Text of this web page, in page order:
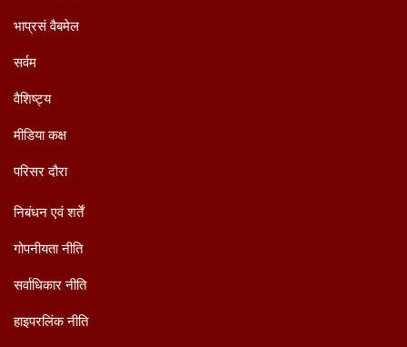
भाप्रसं वैबमेल
सर्वम
वैशिष्ट्य
मीडिया कक्ष
परिसर दौरा
निबंधन एवं शर्तें
गोपनीयता नीति
सर्वाधिकार नीति
हाइपरलिंक नीति